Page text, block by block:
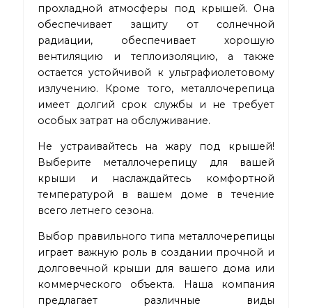
прохладной атмосферы под крышей. Она
обеспечивает защиту от солнечной
радиации, обеспечивает хорошую
вентиляцию и теплоизоляцию, а также
остается устойчивой к ультрафиолетовому
излучению. Кроме того, металлочерепица
имеет долгий срок службы и не требует
особых затрат на обслуживание.
Не устраивайтесь на жару под крышей!
Выберите металлочерепицу для вашей
крыши и наслаждайтесь комфортной
температурой в вашем доме в течение
всего летнего сезона.
Выбор правильного типа металлочерепицы
играет важную роль в создании прочной и
долговечной крыши для вашего дома или
коммерческого объекта. Наша компания
предлагает различные виды